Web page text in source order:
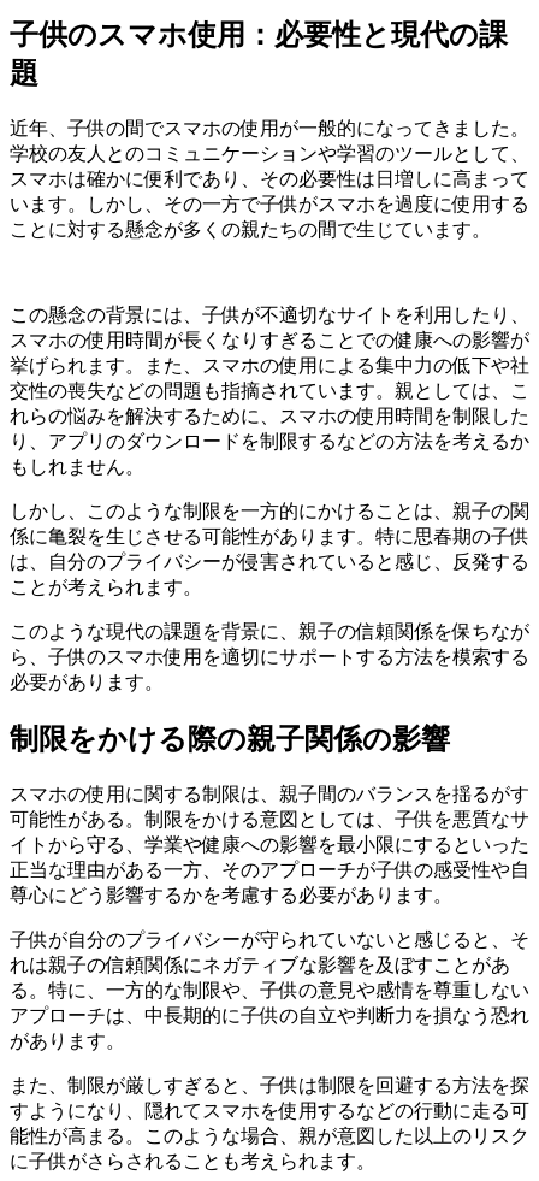
子供のスマホ使用：必要性と現代の課
題
近年、子供の間でスマホの使用が一般的になってきました。
学校の友人とのコミュニケーションや学習のツールとして、
スマホは確かに便利であり、その必要性は日増しに高まって
います。しかし、その一方で子供がスマホを過度に使用する
ことに対する懸念が多くの親たちの間で生じています。
この懸念の背景には、子供が不適切なサイトを利用したり、
スマホの使用時間が長くなりすぎることでの健康への影響が
挙げられます。また、スマホの使用による集中力の低下や社
交性の喪失などの問題も指摘されています。親としては、こ
れらの悩みを解決するために、スマホの使用時間を制限した
り、アプリのダウンロードを制限するなどの方法を考えるか
もしれません。
しかし、このような制限を一方的にかけることは、親子の関
係に亀裂を生じさせる可能性があります。特に思春期の子供
は、自分のプライバシーが侵害されていると感じ、反発する
ことが考えられます。
このような現代の課題を背景に、親子の信頼関係を保ちなが
ら、子供のスマホ使用を適切にサポートする方法を模索する
必要があります。
制限をかける際の親子関係の影響
スマホの使用に関する制限は、親子間のバランスを揺るがす
可能性がある。制限をかける意図としては、子供を悪質なサ
イトから守る、学業や健康への影響を最小限にするといった
正当な理由がある一方、そのアプローチが子供の感受性や自
尊心にどう影響するかを考慮する必要があります。
子供が自分のプライバシーが守られていないと感じると、そ
れは親子の信頼関係にネガティブな影響を及ぼすことがあ
る。特に、一方的な制限や、子供の意見や感情を尊重しない
アプローチは、中長期的に子供の自立や判断力を損なう恐れ
があります。
また、制限が厳しすぎると、子供は制限を回避する方法を探
すようになり、隠れてスマホを使用するなどの行動に走る可
能性が高まる。このような場合、親が意図した以上のリスク
に子供がさらされることも考えられます。